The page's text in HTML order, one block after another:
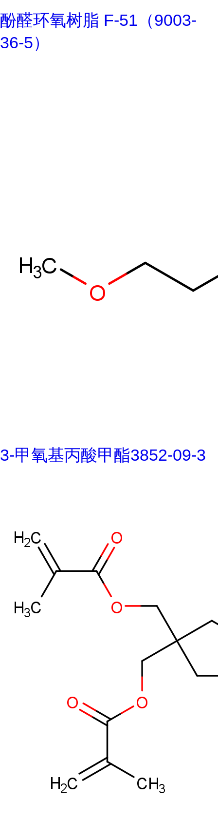
酚醛环氧树脂 F-51（9003-
36-5）
3-甲氧基丙酸甲酯3852-09-3